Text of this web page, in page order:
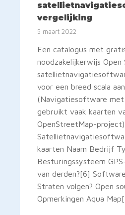
vergelijking
5 maart 2022
Een catalogus met
noodzakelijkerwijs Open
voor een breed scala
(Navigatiesoftware
gebruikt vaak kaarten
OpenStreetMap-project)
kaarten Naam Bedrijf
Besturingssysteem
van derden?[6]
Straten volgen? Open
Opmerkingen Aqua